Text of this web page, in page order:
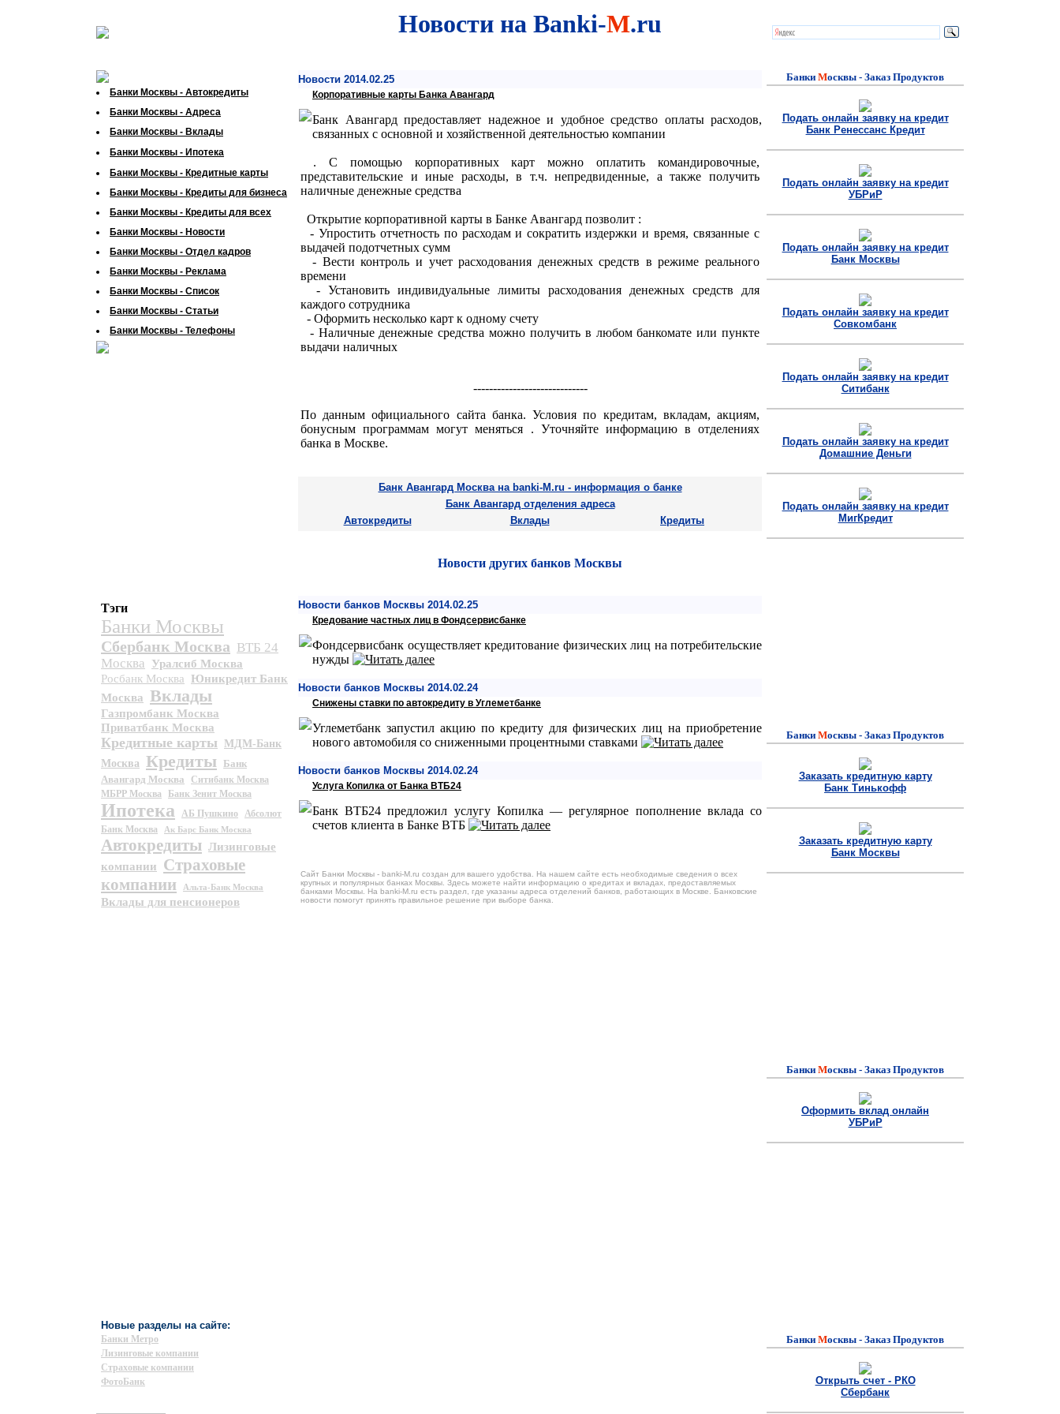
Новости на Banki-М.ru
Банки Москвы - Автокредиты
Банки Москвы - Адреса
Банки Москвы - Вклады
Банки Москвы - Ипотека
Банки Москвы - Кредитные карты
Банки Москвы - Кредиты для бизнеса
Банки Москвы - Кредиты для всех
Банки Москвы - Новости
Банки Москвы - Отдел кадров
Банки Москвы - Реклама
Банки Москвы - Список
Банки Москвы - Статьи
Банки Москвы - Телефоны
Тэги
Банки Москвы
Сбербанк Москва ВТБ 24
Москва
Уралсиб Москва
Росбанк Москва
Юникредит Банк
Москва Вклады
Газпромбанк Москва
Приватбанк Москва
Кредитные карты
МДМ-Банк
Москва Кредиты Банк
Авангард Москва
Ситибанк Москва
МБРР Москва
Банк Зенит Москва
Ипотека АБ Пушкино Абсолют
Банк Москва
Ак Барс Банк Москва
Автокредиты Лизинговые
компании
Страховые
компании
Альта-Банк Москва
Вклады для пенсионеров
Новые разделы на сайте:
Банки Метро
Лизинговые компании
Страховые компании
ФотоБанк
Новости 2014.02.25
Корпоративные карты Банка Авангард
Банк Авангард предоставляет надежное и удобное средство оплаты расходов,
связанных с основной и хозяйственной деятельностью компании
. С помощью корпоративных карт можно оплатить командировочные,
представительские и иные расходы, в т.ч. непредвиденные, а также получить
наличные денежные средства
Открытие корпоративной карты в Банке Авангард позволит :
- Упростить отчетность по расходам и сократить издержки и время, связанные с
выдачей подотчетных сумм
- Вести контроль и учет расходования денежных средств в режиме реального
времени
- Установить индивидуальные лимиты расходования денежных средств для
каждого сотрудника
- Оформить несколько карт к одному счету
- Наличные денежные средства можно получить в любом банкомате или пункте
выдачи наличных
-----------------------------
По данным официального сайта банка. Условия по кредитам, вкладам, акциям,
бонусным программам могут меняться . Уточняйте информацию в отделениях
банка в Москве.
Банк Авангард Москва на banki-M.ru - информация о банке
Банк Авангард отделения адреса
Автокредиты
Вклады Кредиты
Новости других банков Москвы
Новости банков Москвы 2014.02.25
Кредование частных лиц в Фондсервисбанке
Фондсервисбанк осуществляет кредитование физических лиц на потребительские
нужды
Новости банков Москвы 2014.02.24
Снижены ставки по автокредиту в Углеметбанке
Углеметбанк запустил акцию по кредиту для физических лиц на приобретение
нового автомобиля со сниженными процентными ставками
Новости банков Москвы 2014.02.24
Услуга Копилка от Банка ВТБ24
Банк ВТБ24 предложил услугу Копилка — регулярное пополнение вклада со
счетов клиента в Банке ВТБ
Сайт Банки Москвы - banki-M.ru создан для вашего удобства. На нашем сайте есть необходимые сведения о всех
крупных и популярных банках Москвы. Здесь можете найти информацию о кредитах и вкладах, предоставляемых
банками Москвы. На banki-M.ru есть раздел, где указаны адреса отделений банков, работающих в Москве. Банковские
новости помогут принять правильное решение при выборе банка.
Банки Mосквы - Заказ Продуктов
Подать онлайн заявку на кредит
Банк Ренессанс Кредит
Подать онлайн заявку на кредит
УБРиР
Подать онлайн заявку на кредит
Банк Москвы
Подать онлайн заявку на кредит
Совкомбанк
Подать онлайн заявку на кредит
Ситибанк
Подать онлайн заявку на кредит
Домашние Деньги
Подать онлайн заявку на кредит
МигКредит
Банки Mосквы - Заказ Продуктов
Заказать кредитную карту
Банк Тинькофф
Заказать кредитную карту
Банк Москвы
Банки Mосквы - Заказ Продуктов
Оформить вклад онлайн
УБРиР
Банки Mосквы - Заказ Продуктов
Открыть счет - РКО
Сбербанк